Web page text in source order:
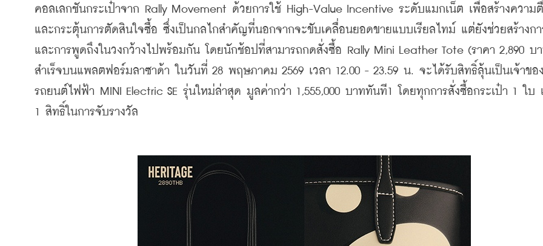
คอลเลกชันกระเป๋าจาก Rally Movement ด้วยการใช้ High-Value Incentive ระดับแมกเน็ต เพื่อสร้างความ
และกระตุ้นการตัดสินใจซื้อ ซึ่งเป็นกลไกสำคัญที่นอกจากจะขับเคลื่อนยอดขายแบบเรียลไทม์ แต่ยังช่วยสร้างกา
และการพูดถึงในวงกว้างไปพร้อมกัน โดยนักช้อปที่สามารถกดสั่งซื้อ Rally Mini Leather Tote (ราคา 2,890 บ
สำเร็จบนแพลตฟอร์มลาซาด้า ในวันที่ 28 พฤษภาคม 2569 เวลา 12.00 - 23.59 น. จะได้รับสิทธิ์ลุ้นเป็นเจ้าของ
รถยนต์ไฟฟ้า MINI Electric SE รุ่นใหม่ล่าสุด มูลค่ากว่า 1,555,000 บาททันที1 โดยทุกการสั่งซื้อกระเป๋า 1 ใบ
1 สิทธิ์ในการจับรางวัล